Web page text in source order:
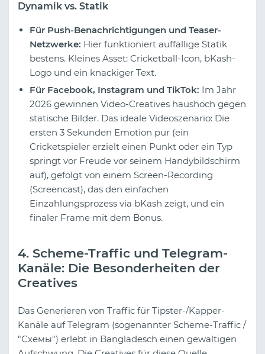
Dynamik vs. Statik
Für Push-Benachrichtigungen und Teaser-
Netzwerke: Hier funktioniert auffällige Statik
bestens. Kleines Asset: Cricketball-Icon, bKash-
Logo und ein knackiger Text.
Für Facebook, Instagram und TikTok: Im Jahr
2026 gewinnen Video-Creatives haushoch gegen
statische Bilder. Das ideale Videoszenario: Die
ersten 3 Sekunden Emotion pur (ein
Cricketspieler erzielt einen Punkt oder ein Typ
springt vor Freude vor seinem Handybildschirm
auf), gefolgt von einem Screen-Recording
(Screencast), das den einfachen
Einzahlungsprozess via bKash zeigt, und ein
finaler Frame mit dem Bonus.
4. Scheme-Traffic und Telegram-
Kanäle: Die Besonderheiten der
Creatives
Das Generieren von Traffic für Tipster-/Kapper-
Kanäle auf Telegram (sogenannter Scheme-Traffic /
"Схемы") erlebt in Bangladesch einen gewaltigen